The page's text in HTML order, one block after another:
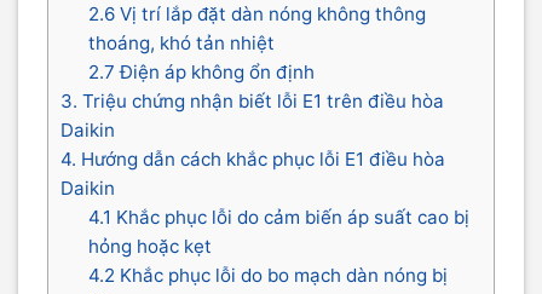
2.6 Vị trí lắp đặt dàn nóng không thông
thoáng, khó tản nhiệt
2.7 Điện áp không ổn định
3. Triệu chứng nhận biết lỗi E1 trên điều hòa
Daikin
4. Hướng dẫn cách khắc phục lỗi E1 điều hòa
Daikin
4.1 Khắc phục lỗi do cảm biến áp suất cao bị
hỏng hoặc kẹt
4.2 Khắc phục lỗi do bo mạch dàn nóng bị